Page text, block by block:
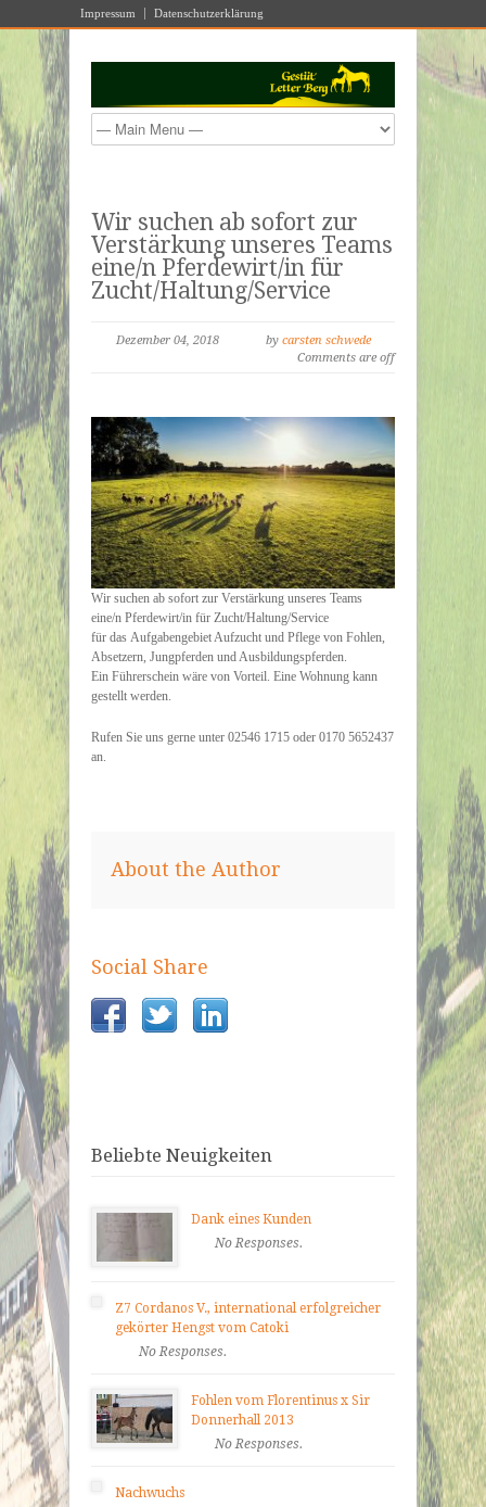
Impressum Datenschutzerklärung
Wir suchen ab sofort zur
Verstärkung unseres Teams
eine/n Pferdewirt/in für
Zucht/Haltung/Service
Dezember 04, 2018 by carsten schwede
Comments are off
Wir suchen ab sofort zur Verstärkung unseres Teams
eine/n Pferdewirt/in für Zucht/Haltung/Service
für das Aufgabengebiet Aufzucht und Pflege von Fohlen,
Absetzern, Jungpferden und Ausbildungspferden.
Ein Führerschein wäre von Vorteil. Eine Wohnung kann
gestellt werden.
Rufen Sie uns gerne unter 02546 1715 oder 0170 5652437
an.
About the Author
Social Share
Beliebte Neuigkeiten
Dank eines Kunden
No Responses.
Z7 Cordanos V., international erfolgreicher
gekörter Hengst vom Catoki
No Responses.
Fohlen vom Florentinus x Sir
Donnerhall 2013
No Responses.
Nachwuchs